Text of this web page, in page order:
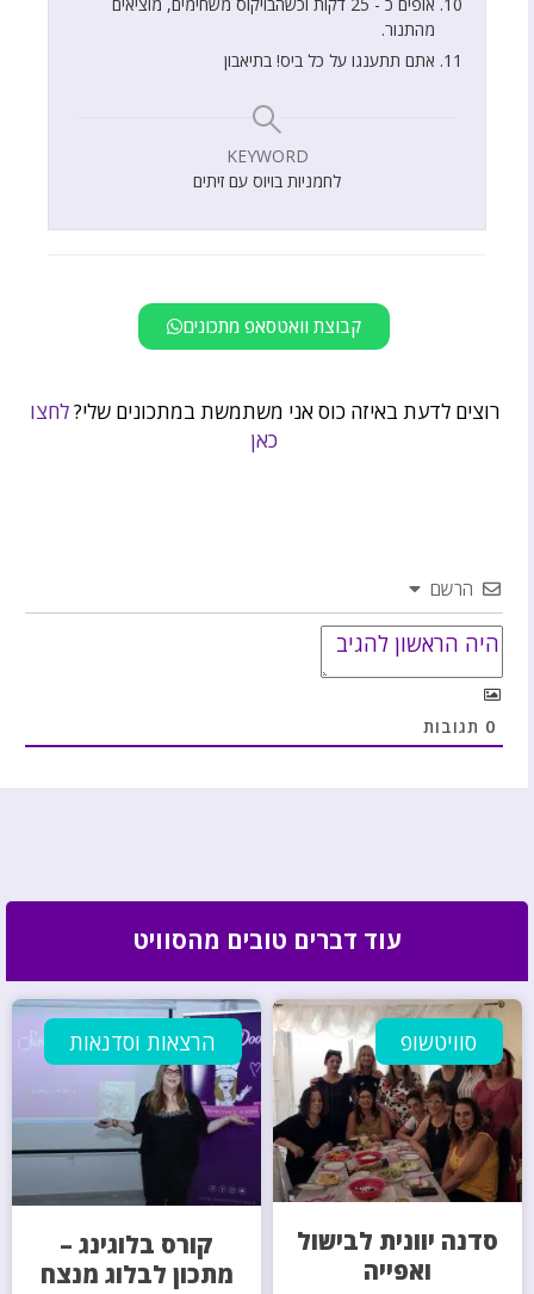
מהתנור.
אתם תתענגו על כל ביס! בתיאבון
KEYWORD
לחמניות בויוס עם זיתים
קבוצת וואטסאפ מתכונים
רוצים לדעת באיזה כוס אני משתמשת במתכונים שלי?לחצו
כאן
הרשם
0 תגובות
עוד דברים טובים מהסוויט
סוויטשופ
סדנה יוונית לבישול
ואפייה
הרצאות וסדנאות
קורס בלוגינג –
מתכון לבלוג מנצח